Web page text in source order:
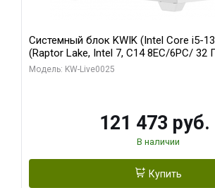
Системный блок KWIK (Intel Core i5-
(Raptor Lake, Intel 7, C14 8EC/6PC/ 32
модуля)/ Gigabyte RTX5060
Модель: KW-Live0025
121 473 руб.
В наличии
Купить